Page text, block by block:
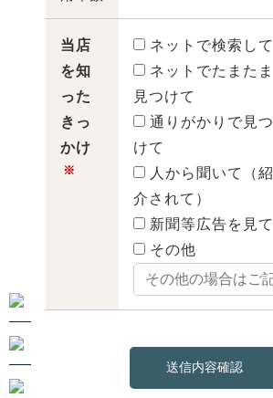
当店
を知
った
きっ
かけ
※
ネットで検索して
ネットでたまたま
見つけて
通りがかりで見つ
けて
人から聞いて（紹
介されて）
新聞等広告を見て
その他